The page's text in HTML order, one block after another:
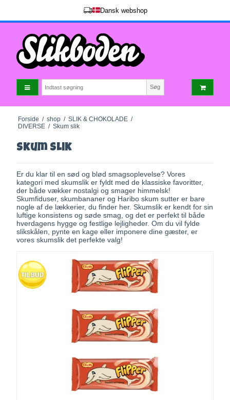
Dansk webshop
Søg
Forside / shop / SLIK & CHOKOLADE /
DIVERSE / Skum slik
Skum slik
Er du klar til en sød og blød smagsoplevelse? Vores
kategori med skumslik er fyldt med de klassiske favoritter,
der både vækker nostalgi og smager himmelsk!
Skumfiduser, skumbananer og Haribo skum sutter er bare
nogle af de lækkerier, du finder her. Skumslik er kendt for sin
luftige konsistens og søde smag, og det er perfekt til både
hverdagens hygge og festlige lejligheder. Om du vil fylde
slikskålen, pynte en kage eller imponere dine gæster, er
vores skumslik det perfekte valg!